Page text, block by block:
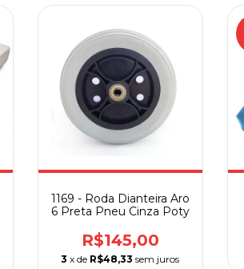
1169 - Roda Dianteira Aro
6 Preta Pneu Cinza Poty
R$145,00
3 x de R$48,33 sem juros